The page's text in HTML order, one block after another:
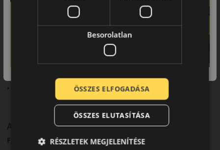
vezetéshez.
Fő előnyök röviden:
• Mindennapi használatra optimalizálva
A márka
Firestone
Besorolatlan
ÖSSZES ELFOGADÁSA
ÖSSZES ELUTASÍTÁSA
RÉSZLETEK MEGJELENÍTÉSE